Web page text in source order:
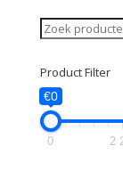
Zoeken
naar:
Product Filter
€0
0 2